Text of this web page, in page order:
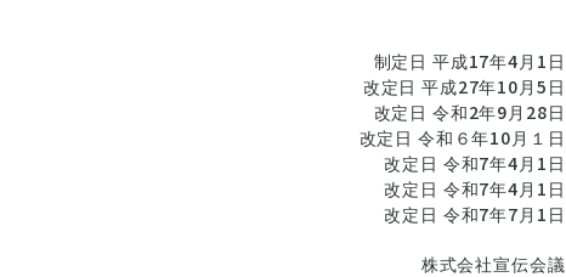
制定日 平成17年4月1日
改定日 平成27年10月5日
改定日 令和2年9月28日
改定日 令和６年10月１日
改定日 令和7年4月1日
改定日 令和7年4月1日
改定日 令和7年7月1日
株式会社宣伝会議